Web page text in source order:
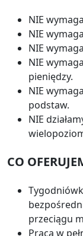
NIE
NIE
NIE
NIE
pieniędzy.
NIE
podstaw.
NIE
CO
przeciągu
Praca w